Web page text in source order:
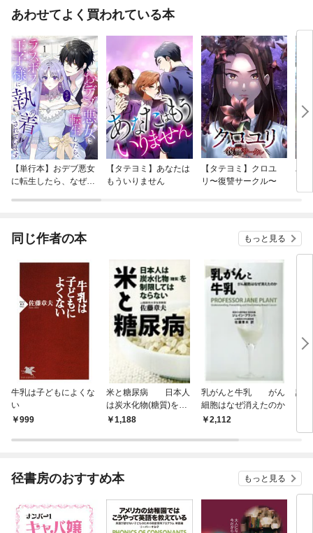
あわせてよく買われている本
【単行本】おデブ悪女
に転生したら、なぜか
【タテヨミ】あなたは
もういりません
【タテヨミ】クロユ
リ〜復讐サークル〜
バ
今
同じ作者の本 もっと見る
牛乳は子どもによくな
い
999
米と糖尿病 日本人
は炭水化物(糖質)を制
限してはならない
1,188
乳がんと牛乳 がん
細胞はなぜ消えたのか
2,112
読
径書房のおすすめ本 もっと見る